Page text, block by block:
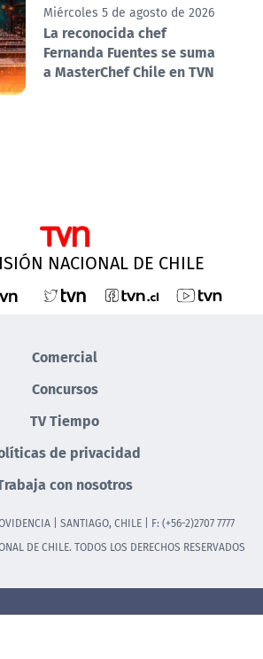
Miércoles 5 de agosto de 2026
La reconocida chef
Fernanda Fuentes se suma
a MasterChef Chile en TVN
NACIONAL DE CHILE
Comercial
Concursos
TV Tiempo
de privacidad
con nosotros
| SANTIAGO, CHILE | F: (+56-2)2707 7777
DE CHILE. TODOS LOS DERECHOS RESERVADOS